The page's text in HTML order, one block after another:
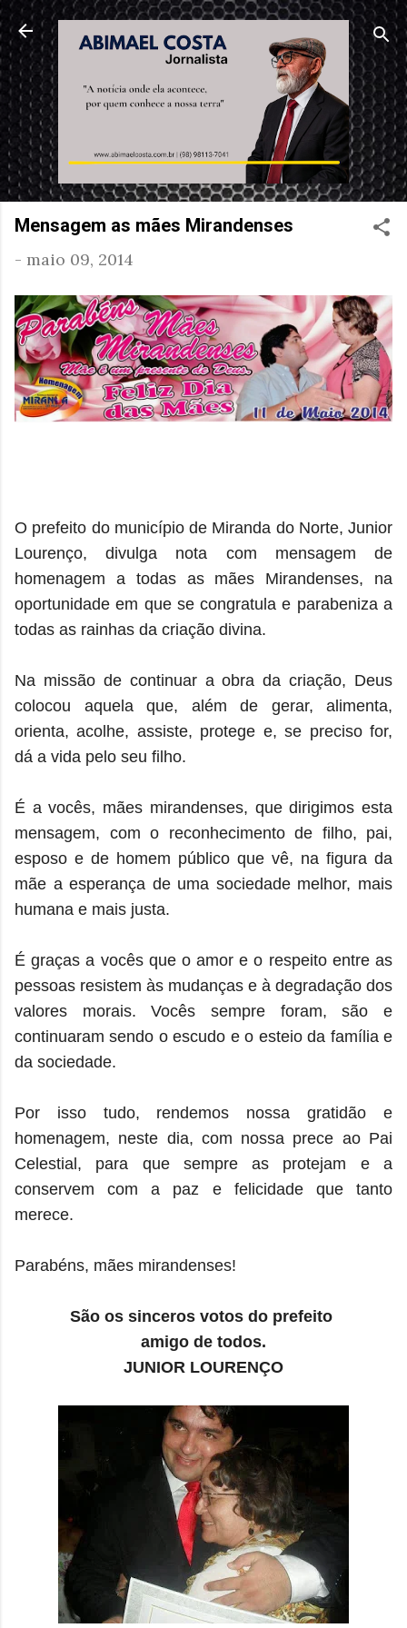
Pular para o conteúdo principal
Mensagem as mães Mirandenses
- maio 09, 2014
O prefeito do município de Miranda do Norte, Junior
Lourenço, divulga nota com mensagem de
homenagem a todas as mães Mirandenses, na
oportunidade em que se congratula e parabeniza a
todas as rainhas da criação divina.
Na missão de continuar a obra da criação, Deus
colocou aquela que, além de gerar, alimenta,
orienta, acolhe, assiste, protege e, se preciso for,
dá a vida pelo seu filho.
É a vocês, mães mirandenses, que dirigimos esta
mensagem, com o reconhecimento de filho, pai,
esposo e de homem público que vê, na figura da
mãe a esperança de uma sociedade melhor, mais
humana e mais justa.
É graças a vocês que o amor e o respeito entre as
pessoas resistem às mudanças e à degradação dos
valores morais. Vocês sempre foram, são e
continuaram sendo o escudo e o esteio da família e
da sociedade.
Por isso tudo, rendemos nossa gratidão e
homenagem, neste dia, com nossa prece ao Pai
Celestial, para que sempre as protejam e a
conservem com a paz e felicidade que tanto
merece.
Parabéns, mães mirandenses!
São os sinceros votos do prefeito
amigo de todos.
JUNIOR LOURENÇO